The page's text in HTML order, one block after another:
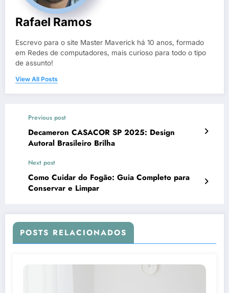
Rafael Ramos
Escrevo para o site Master Maverick há 10 anos, formado
em Redes de computadores, mais curioso para todo o tipo
de assunto!
View All Posts
Previous post
Decameron CASACOR SP 2025: Design
Autoral Brasileiro Brilha
Next post
Como Cuidar do Fogão: Guia Completo para
Conservar e Limpar
POSTS RELACIONADOS